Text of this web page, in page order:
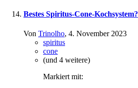
Bestes Spiritus-Cone-Kochsystem?
Von Trinolho, 4. November 2023
spiritus
cone
(und 4 weitere)
Markiert mit: